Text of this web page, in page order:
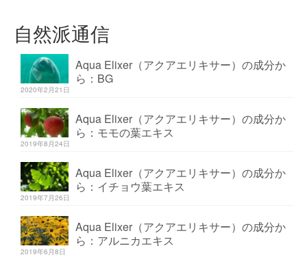
自然派通信
Aqua Elixer（アクアエリキサー）の成分か
ら：BG
2020年2月21日
Aqua Elixer（アクアエリキサー）の成分か
ら：モモの葉エキス
2019年8月24日
Aqua Elixer（アクアエリキサー）の成分か
ら：イチョウ葉エキス
2019年7月26日
Aqua Elixer（アクアエリキサー）の成分か
ら：アルニカエキス
2019年6月8日